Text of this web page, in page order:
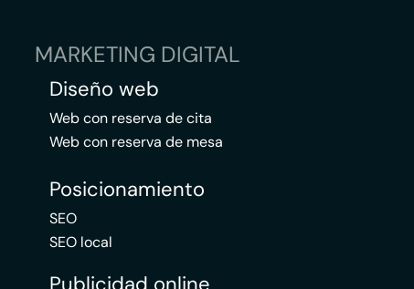
MARKETING DIGITAL
Diseño web
Web con reserva de cita
Web con reserva de mesa
Posicionamiento
SEO
SEO local